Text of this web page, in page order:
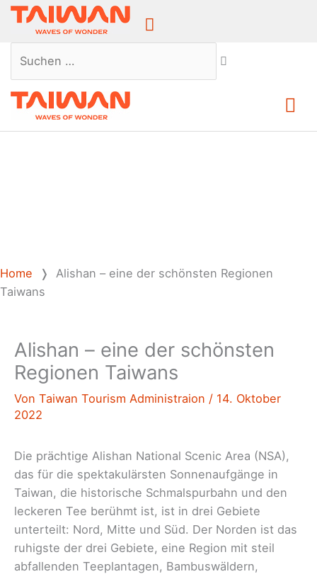
Above
Suchen …
Home ❭ Alishan – eine der schönsten Regionen
Taiwans
Alishan – eine der schönsten
Regionen Taiwans
Von Taiwan Tourism Administraion / 14. Oktober
2022
Die prächtige Alishan National Scenic Area (NSA),
das für die spektakulärsten Sonnenaufgänge in
Taiwan, die historische Schmalspurbahn und den
leckeren Tee berühmt ist, ist in drei Gebiete
unterteilt: Nord, Mitte und Süd. Der Norden ist das
ruhigste der drei Gebiete, eine Region mit steil
abfallenden Teeplantagen, Bambuswäldern,